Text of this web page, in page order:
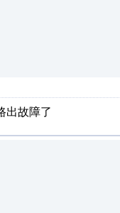
出故障了